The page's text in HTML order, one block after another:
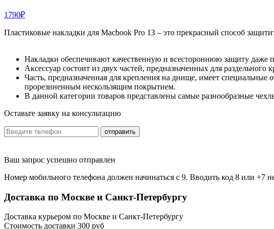
1790₽
Пластиковые накладки для Macbook Pro 13 – это прекрасный способ
Накладки обеспечивают качественную и всестороннюю защиту даже
Аксессуар состоит из двух частей, предназначенных для
Часть, предназначенная для крепления на днище, имеет специальные
прорезиненным нескользящим покрытием.
В данной категории товаров представлены самые разнообразные
Оставьте заявку на консультацию
отправить
Ваш запрос успешно отправлен
Номер мобильного телефона должен начинаться с 9. Вводить код 8 или +7
Доставка по Москве и Санкт-Петербургу
Доставка курьером по Москве и Санкт-Петербургу
Стоимость доставки 300 руб